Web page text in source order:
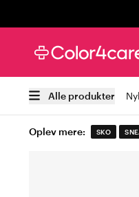
Alle produkter
Oplev mere: SKO